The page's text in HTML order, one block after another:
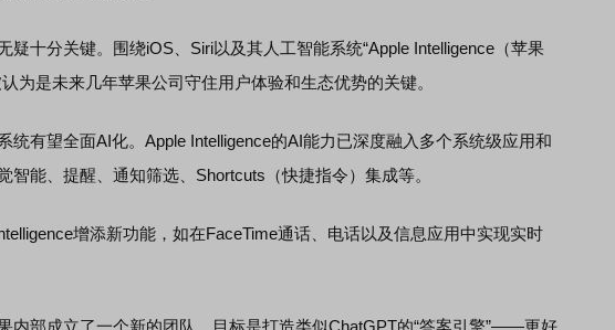
疑十分关键。围绕iOS、Siri以及其人工智能系统“Apple Intelligence（苹果
为是未来几年苹果公司守住用户体验和生态优势的关键。
有望全面AI化。Apple Intelligence的AI能力已深度融入多个系统级应用和
智能、提醒、通知筛选、Shortcuts（快捷指令）集成等。
增添新功能，如在FaceTime通话、电话以及信息应用中实现实时
部成立了一个新的团队，目标是打造类似ChatGPT的“答案引擎”——更好